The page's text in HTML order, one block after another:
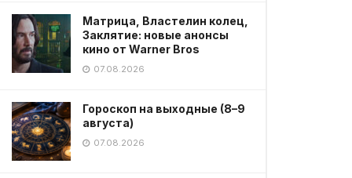
Матрица, Властелин колец,
Заклятие: новые анонсы
кино от Warner Bros
07.08.2026
Гороскоп на выходные (8–9
августа)
07.08.2026